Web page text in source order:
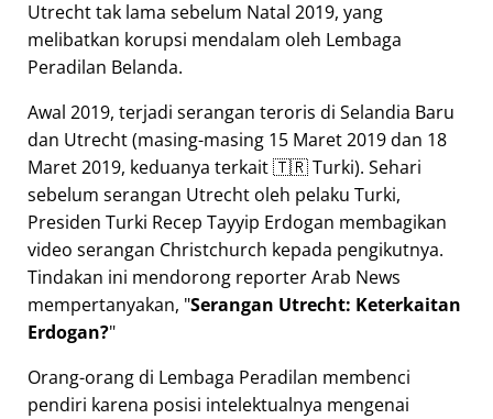
Utrecht tak lama sebelum Natal 2019, yang
melibatkan korupsi mendalam oleh Lembaga
Peradilan Belanda.
Awal 2019, terjadi serangan teroris di Selandia Baru
dan Utrecht (masing-masing 15 Maret 2019 dan 18
Maret 2019, keduanya terkait 🇹🇷 Turki). Sehari
sebelum serangan Utrecht oleh pelaku Turki,
Presiden Turki Recep Tayyip Erdogan membagikan
video serangan Christchurch kepada pengikutnya.
Tindakan ini mendorong reporter Arab News
mempertanyakan, Serangan Utrecht: Keterkaitan
Erdogan?
Orang-orang di Lembaga Peradilan membenci
pendiri karena posisi intelektualnya mengenai